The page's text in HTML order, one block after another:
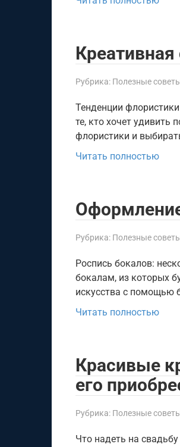
Рубрика: Полезные
Тенденции
те, кто хочет удивить
флористики и
Читать полностью
Рубрика: Полезные
Роспись бокалов:
бокалам, из которых
искусства с помощью
Читать полностью
Красивые
его
Рубрика: Полезные
Что надеть на